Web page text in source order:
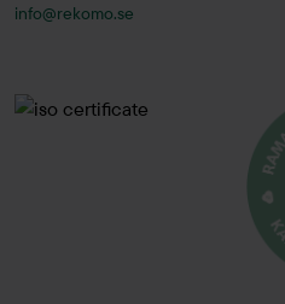
info@rekomo.se